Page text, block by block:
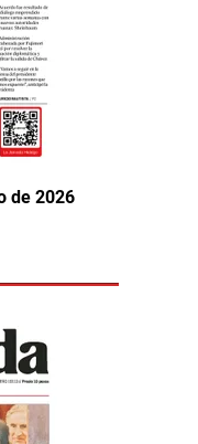
de 2026